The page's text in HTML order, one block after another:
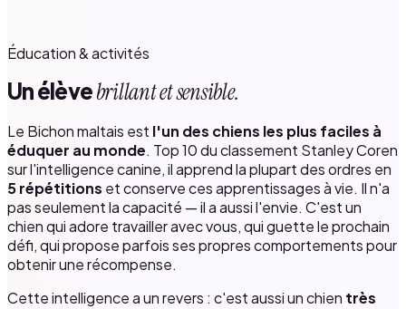
Éducation & activités
Un élèvebrillant et sensible.
Le Bichon maltais est l'un des chiens les plus faciles à
éduquer au monde. Top 10 du classement Stanley Coren
sur l'intelligence canine, il apprend la plupart des ordres en
5 répétitions et conserve ces apprentissages à vie. Il n'a
pas seulement la capacité — il a aussi l'envie. C'est un
chien qui adore travailler avec vous, qui guette le prochain
défi, qui propose parfois ses propres comportements pour
obtenir une récompense.
Cette intelligence a un revers : c'est aussi un chien très